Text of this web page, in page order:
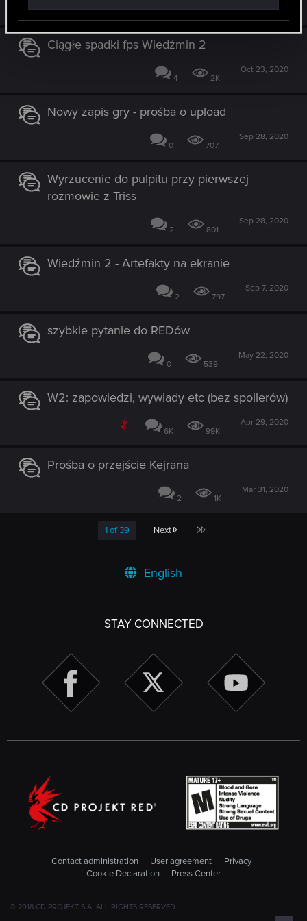
0 514
Ciągłe spadki fps Wiedźmin 2
4 2K
Oct 23, 2020
Nowy zapis gry - prośba o upload
0 707
Sep 28, 2020
Wyrzucenie do pulpitu przy pierwszej
rozmowie z Triss
2 801
Sep 28, 2020
Wiedźmin 2 - Artefakty na ekranie
2 797
Sep 7, 2020
szybkie pytanie do REDów
0 539
May 22, 2020
W2: zapowiedzi, wywiady etc (bez spoilerów)
6K 99K
Apr 29, 2020
Prośba o przejście Kejrana
2 1K
Mar 31, 2020
1 of 39 Next Last
English
STAY CONNECTED
Contact administration User agreement
Privacy
Cookie Declaration
Press Center
© 2018 CD PROJEKT S.A. ALL RIGHTS RESERVED